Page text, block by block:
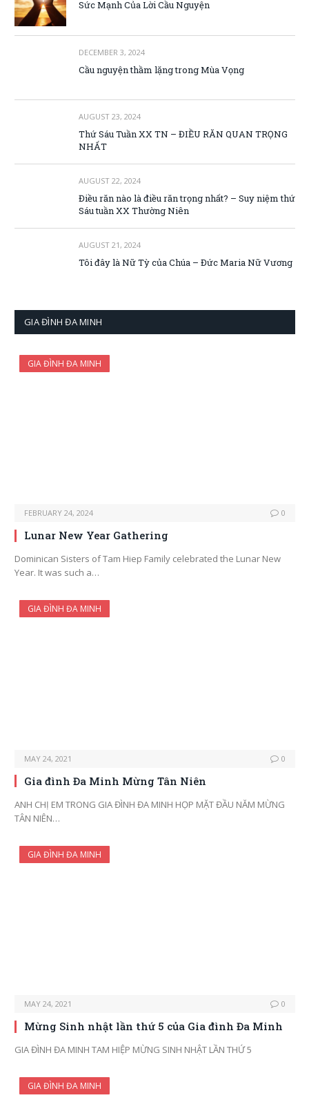
Sức Mạnh Của Lời Cầu Nguyện
DECEMBER 3, 2024
Cầu nguyện thầm lặng trong Mùa Vọng
AUGUST 23, 2024
Thứ Sáu Tuần XX TN – ĐIỀU RĂN QUAN TRỌNG
NHẤT
AUGUST 22, 2024
Điều răn nào là điều răn trọng nhất? – Suy niệm thứ
Sáu tuần XX Thường Niên
AUGUST 21, 2024
Tôi đây là Nữ Tỳ của Chúa – Đức Maria Nữ Vương
GIA ĐÌNH ĐA MINH
GIA ĐÌNH ĐA MINH
FEBRUARY 24, 2024 0
Lunar New Year Gathering
Dominican Sisters of Tam Hiep Family celebrated the Lunar New
Year. It was such a…
GIA ĐÌNH ĐA MINH
MAY 24, 2021 0
Gia đình Đa Minh Mừng Tân Niên
ANH CHỊ EM TRONG GIA ĐÌNH ĐA MINH HỌP MẶT ĐẦU NĂM MỪNG
TÂN NIÊN…
GIA ĐÌNH ĐA MINH
MAY 24, 2021 0
Mừng Sinh nhật lần thứ 5 của Gia đình Đa Minh
GIA ĐÌNH ĐA MINH TAM HIỆP MỪNG SINH NHẬT LẦN THỨ 5
GIA ĐÌNH ĐA MINH